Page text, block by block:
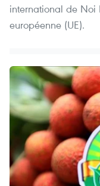
international de Noi
européenne (UE).